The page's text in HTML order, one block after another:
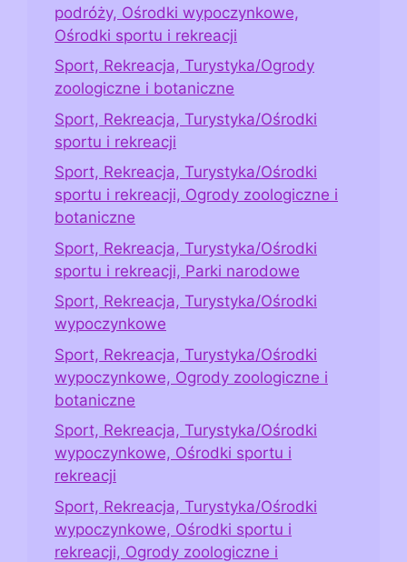
podróży, Ośrodki wypoczynkowe,
Ośrodki sportu i rekreacji
Sport, Rekreacja, Turystyka/Ogrody
zoologiczne i botaniczne
Sport, Rekreacja, Turystyka/Ośrodki
sportu i rekreacji
Sport, Rekreacja, Turystyka/Ośrodki
sportu i rekreacji, Ogrody zoologiczne i
botaniczne
Sport, Rekreacja, Turystyka/Ośrodki
sportu i rekreacji, Parki narodowe
Sport, Rekreacja, Turystyka/Ośrodki
wypoczynkowe
Sport, Rekreacja, Turystyka/Ośrodki
wypoczynkowe, Ogrody zoologiczne i
botaniczne
Sport, Rekreacja, Turystyka/Ośrodki
wypoczynkowe, Ośrodki sportu i
rekreacji
Sport, Rekreacja, Turystyka/Ośrodki
wypoczynkowe, Ośrodki sportu i
rekreacji, Ogrody zoologiczne i